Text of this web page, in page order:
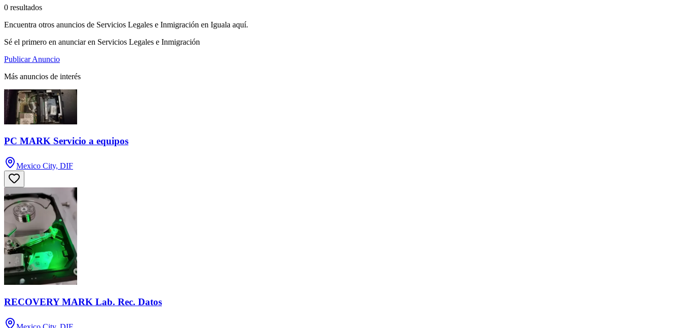
0 resultados
Encuentra otros anuncios de Servicios Legales e Inmigración en Iguala aquí.
Sé el primero en anunciar en Servicios Legales e Inmigración
Publicar Anuncio
Más anuncios de interés
PC MARK Servicio a equipos
Mexico City, DIF
RECOVERY MARK Lab. Rec. Datos